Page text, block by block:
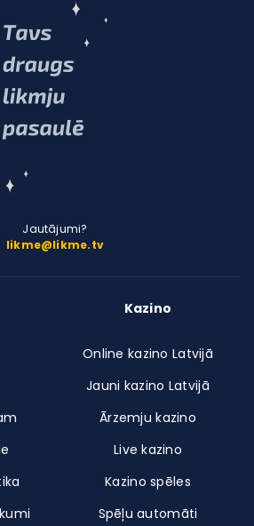
Jautājumi?
likme@likme.tv
Kazino
Online kazino Latvijā
Jauni kazino Latvijā
Ārzemju kazino
Live kazino
Kazino spēles
Spēļu automāti